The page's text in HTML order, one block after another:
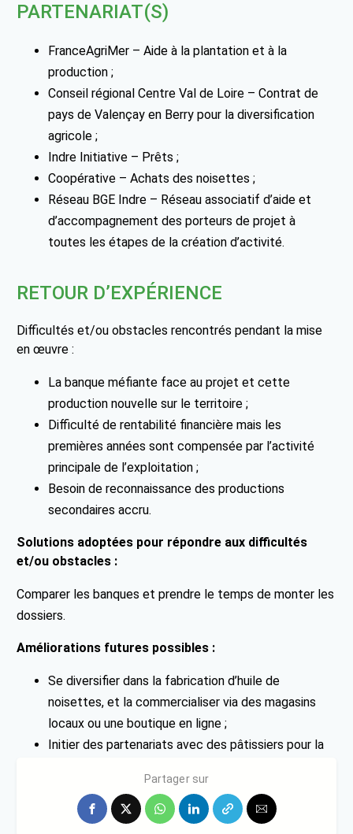
PARTENARIAT(S)
FranceAgriMer – Aide à la plantation et à la
production ;
Conseil régional Centre Val de Loire – Contrat de
pays de Valençay en Berry pour la diversification
agricole ;
Indre Initiative – Prêts ;
Coopérative – Achats des noisettes ;
Réseau BGE Indre – Réseau associatif d’aide et
d’accompagnement des porteurs de projet à
toutes les étapes de la création d’activité.
RETOUR D’EXPÉRIENCE
Difficultés et/ou obstacles rencontrés pendant la mise
en œuvre :
La banque méfiante face au projet et cette
production nouvelle sur le territoire ;
Difficulté de rentabilité financière mais les
premières années sont compensée par l’activité
principale de l’exploitation ;
Besoin de reconnaissance des productions
secondaires accru.
Solutions adoptées pour répondre aux difficultés
et/ou obstacles :
Comparer les banques et prendre le temps de monter les
dossiers.
Améliorations futures possibles :
Se diversifier dans la fabrication d’huile de
noisettes, et la commercialiser via des magasins
locaux ou une boutique en ligne ;
Initier des partenariats avec des pâtissiers pour la
Partager sur